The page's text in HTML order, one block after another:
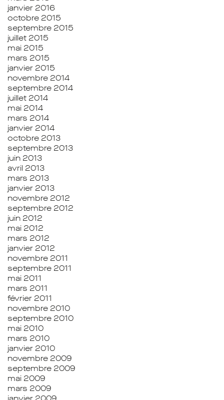
janvier 2016
octobre 2015
septembre 2015
juillet 2015
mai 2015
mars 2015
janvier 2015
novembre 2014
septembre 2014
juillet 2014
mai 2014
mars 2014
janvier 2014
octobre 2013
septembre 2013
juin 2013
avril 2013
mars 2013
janvier 2013
novembre 2012
septembre 2012
juin 2012
mai 2012
mars 2012
janvier 2012
novembre 2011
septembre 2011
mai 2011
mars 2011
février 2011
novembre 2010
septembre 2010
mai 2010
mars 2010
janvier 2010
novembre 2009
septembre 2009
mai 2009
mars 2009